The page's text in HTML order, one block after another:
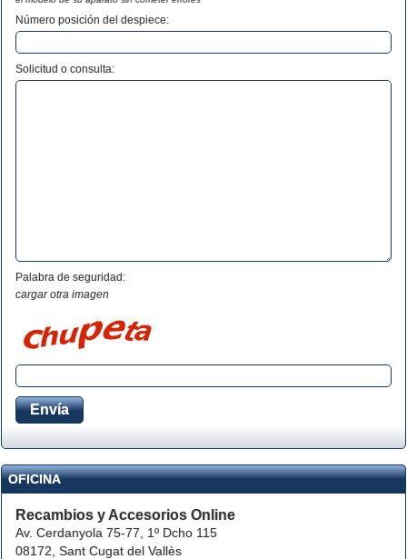
Número posición del despiece:
Solicitud o consulta:
Palabra de seguridad:
cargar otra imagen
OFICINA
Recambios y Accesorios Online
Av. Cerdanyola 75-77, 1º Dcho 115
08172, Sant Cugat del Vallès